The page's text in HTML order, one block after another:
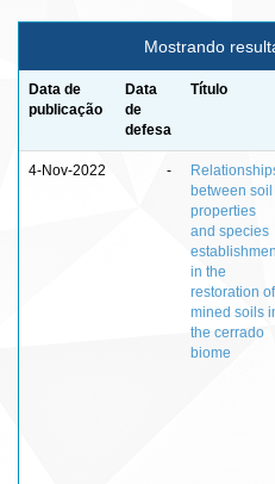
Mostrando
Data de
publicação
Data
de
defesa
Título
4-Nov-2022 -
between soil
properties
and species
in the
restoration of
mined soils
the cerrado
biome